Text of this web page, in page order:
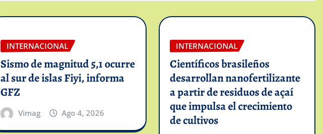
INTERNACIONAL
Sismo de magnitud 5,1 ocurre
al sur de islas Fiyi, informa
GFZ
Vimag Ago 4, 2026
INTERNACIONAL
Científicos brasileños
desarrollan nanofertilizante
a partir de residuos de açaí
que impulsa el crecimiento
de cultivos